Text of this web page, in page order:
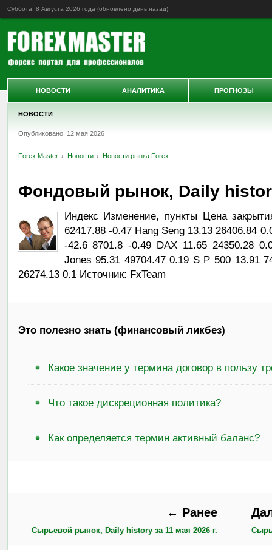
Суббота, 8 Августа 2026 года (обновлено день назад)
НОВОСТИ
Опубликовано: 12 мая 2026
Forex Master Новости Новости рынка Forex
Фондовый рынок, Daily
Индекс Изменение, пункты Цена
62417.88 -0.47 Hang Seng 13.13 26406.84
-42.6 8701.8 -0.49 DAX 11.65 24350.28
Jones 95.31 49704.47 0.19 S P 500 13.91
26274.13 0.1 Источник: FxTeam
Это полезно знать (финансовый ликбез)
Какое значение у термина договор в пользу
Что такое дискреционная политика?
Как определяется термин активный баланс?
← Ранее
Сырьевой рынок, Daily history за 11 мая 2026 г.
НОВОСТИ АНАЛИТИКА ПРОГНОЗЫ